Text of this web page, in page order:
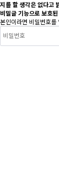
지를 할 생각은 없다고
비밀글 기능으로 보호
본인이라면 비밀번호를